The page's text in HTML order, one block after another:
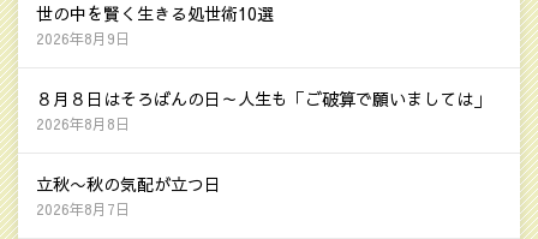
世の中を賢く生きる処世術10選
2026年8月9日
８月８日はそろばんの日～人生も「ご破算で願いましては」
2026年8月8日
立秋〜秋の気配が立つ日
2026年8月7日